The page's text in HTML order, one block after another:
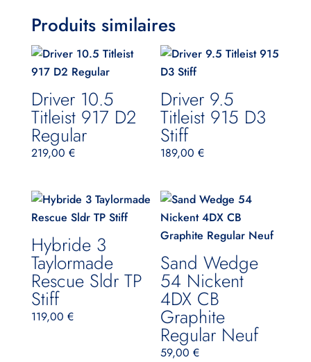
Produits similaires
Driver 10.5
Titleist 917 D2
Regular
219,00 €
Driver 9.5
Titleist 915 D3
Stiff
189,00€
Hybride 3
Taylormade
Rescue Sldr TP
Stiff
119,00 €
Sand Wedge
54 Nickent
4DX CB
Graphite
Regular Neuf
59,00€